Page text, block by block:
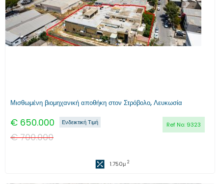
Προηγούμενο Επόμενο
Μισθωμένη βιομηχανική αποθήκη στον Στρόβολο, Λευκωσία
€ 650.000 Ref No: 9323
Ενδεικτική Τιμή
€700.000
1.750μ 2